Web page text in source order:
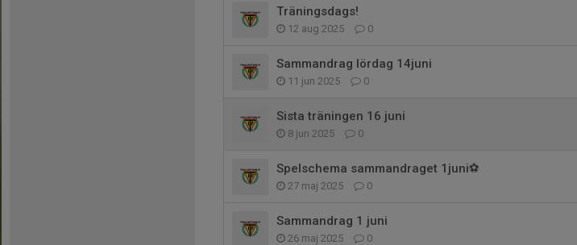
Träningsdags!
12 aug 2025 0
Sammandrag lördag 14juni
11 jun 2025 0
Sista träningen 16 juni
8 jun 2025 0
Spelschema sammandraget 1juni⚽️
27 maj 2025 0
Sammandrag 1 juni
26 maj 2025 0